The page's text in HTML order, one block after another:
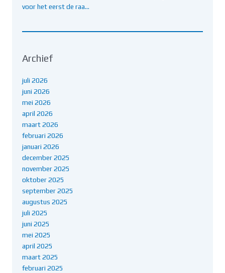
voor het eerst de raa…
Archief
juli 2026
juni 2026
mei 2026
april 2026
maart 2026
februari 2026
januari 2026
december 2025
november 2025
oktober 2025
september 2025
augustus 2025
juli 2025
juni 2025
mei 2025
april 2025
maart 2025
februari 2025